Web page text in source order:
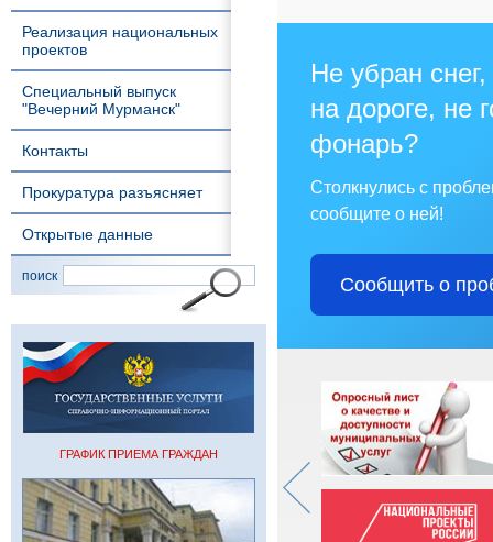
Реализация национальных
проектов
Специальный выпуск
"Вечерний Мурманск"
Контакты
Прокуратура разъясняет
Открытые данные
поиск
ГРАФИК ПРИЕМА ГРАЖДАН
Не убран
на дороге, не
фонарь?
Столкнулись с
сообщите о ней!
Сообщить о